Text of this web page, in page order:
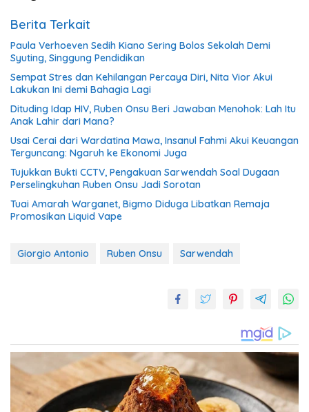
Berita Terkait
Paula Verhoeven Sedih Kiano Sering Bolos Sekolah Demi
Syuting, Singgung Pendidikan
Sempat Stres dan Kehilangan Percaya Diri, Nita Vior Akui
Lakukan Ini demi Bahagia Lagi
Dituding Idap HIV, Ruben Onsu Beri Jawaban Menohok: Lah Itu
Anak Lahir dari Mana?
Usai Cerai dari Wardatina Mawa, Insanul Fahmi Akui Keuangan
Terguncang: Ngaruh ke Ekonomi Juga
Tujukkan Bukti CCTV, Pengakuan Sarwendah Soal Dugaan
Perselingkuhan Ruben Onsu Jadi Sorotan
Tuai Amarah Warganet, Bigmo Diduga Libatkan Remaja
Promosikan Liquid Vape
Giorgio Antonio Ruben Onsu Sarwendah